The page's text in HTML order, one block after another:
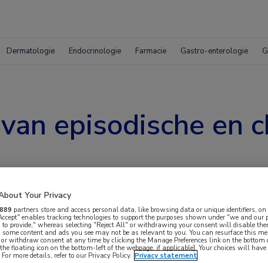
Dermatologie Endocrinologie Farmacie Gastro-enterologie
episodische en
met episodische of chronische migraine die
Your Privacy
889 partners store and access personal data, like browsing data or unique identifiers, on
enables tracking technologies to support the purposes shown under "we and our
to provide," whereas selecting "Reject All" or withdrawing your consent will disable
some content and ads you see may not be as relevant to you. You can resurface this
or withdraw consent at any time by clicking the Manage Preferences link on the bottom
floating icon on the bottom-left of the webpage, if applicable]. Your choices will
more details, refer to our Privacy Policy. Privacy statement